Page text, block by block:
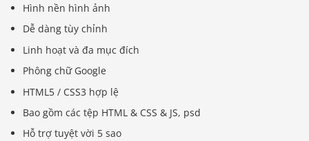
Hình nền hình ảnh
Dễ dàng tùy chỉnh
Linh hoạt và đa mục đích
Phông chữ Google
HTML5 / CSS3 hợp lệ
Bao gồm các tệp HTML & CSS & JS, psd
Hỗ trợ tuyệt vời 5 sao